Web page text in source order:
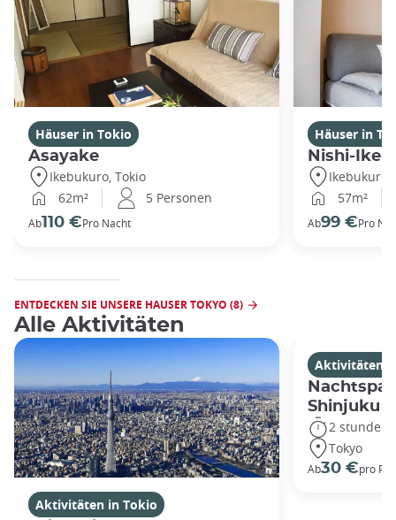
Häuser in Tokio
Asayake
Ikebukuro, Tokio
62m²
5 Personen
Ab110 €Pro Nacht
Häuser in
Nishi-
Ikebukuro,
57m²
Ab99 €Pro
ENTDECKEN SIE UNSERE HAUSER TOKYO (8)
Alle Aktivitäten
Aktivitäten in Tokio
Aktivitäten
Shinjuku
2 stunden
Tokyo
Ab30 €pro